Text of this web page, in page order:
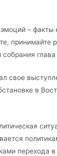
– факты
принимайте
свое
в
перехода в